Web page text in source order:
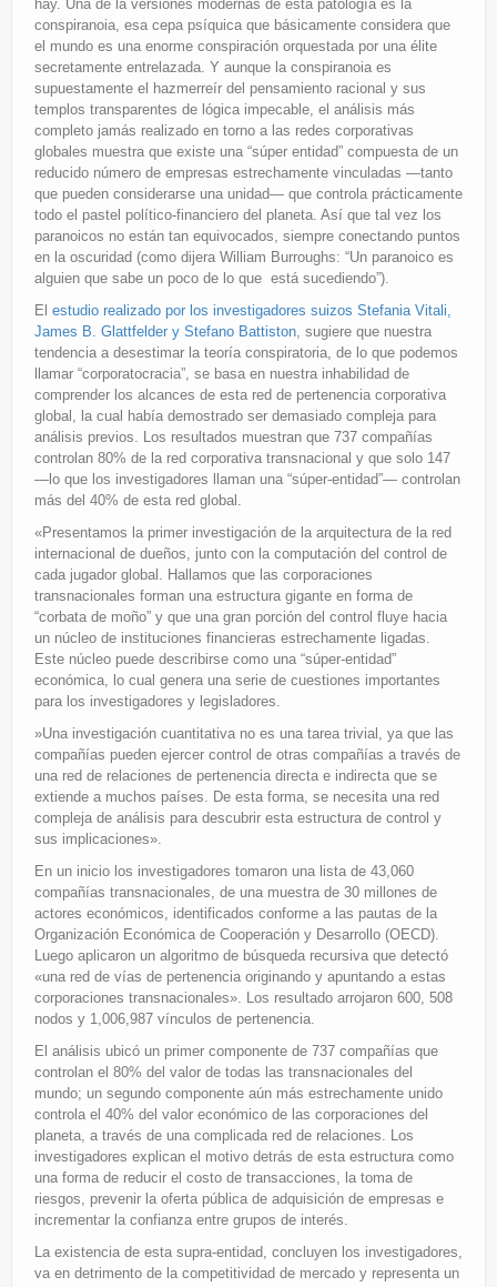
hay. Una de la versiones modernas de esta patología es la
conspiranoia, esa cepa psíquica que básicamente considera que
el mundo es una enorme conspiración orquestada por una élite
secretamente entrelazada. Y aunque la conspiranoia es
supuestamente el hazmerreír del pensamiento racional y sus
templos transparentes de lógica impecable, el análisis más
completo jamás realizado en torno a las redes corporativas
globales muestra que existe una “súper entidad” compuesta de un
reducido número de empresas estrechamente vinculadas —tanto
que pueden considerarse una unidad— que controla prácticamente
todo el pastel político-financiero del planeta. Así que tal vez los
paranoicos no están tan equivocados, siempre conectando puntos
en la oscuridad (como dijera William Burroughs: “Un paranoico es
alguien que sabe un poco de lo que está sucediendo”).
El estudio realizado por los investigadores suizos Stefania Vitali,
James B. Glattfelder y Stefano Battiston, sugiere que nuestra
tendencia a desestimar la teoría conspiratoria, de lo que podemos
llamar “corporatocracia”, se basa en nuestra inhabilidad de
comprender los alcances de esta red de pertenencia corporativa
global, la cual había demostrado ser demasiado compleja para
análisis previos. Los resultados muestran que 737 compañías
controlan 80% de la red corporativa transnacional y que solo 147
—lo que los investigadores llaman una “súper-entidad”— controlan
más del 40% de esta red global.
«Presentamos la primer investigación de la arquitectura de la red
internacional de dueños, junto con la computación del control de
cada jugador global. Hallamos que las corporaciones
transnacionales forman una estructura gigante en forma de
“corbata de moño” y que una gran porción del control fluye hacia
un núcleo de instituciones financieras estrechamente ligadas.
Este núcleo puede describirse como una “súper-entidad”
económica, lo cual genera una serie de cuestiones importantes
para los investigadores y legisladores.
»Una investigación cuantitativa no es una tarea trivial, ya que las
compañías pueden ejercer control de otras compañías a través de
una red de relaciones de pertenencia directa e indirecta que se
extiende a muchos países. De esta forma, se necesita una red
compleja de análisis para descubrir esta estructura de control y
sus implicaciones».
En un inicio los investigadores tomaron una lista de 43,060
compañías transnacionales, de una muestra de 30 millones de
actores económicos, identificados conforme a las pautas de la
Organización Económica de Cooperación y Desarrollo (OECD).
Luego aplicaron un algoritmo de búsqueda recursiva que detectó
«una red de vías de pertenencia originando y apuntando a estas
corporaciones transnacionales». Los resultado arrojaron 600, 508
nodos y 1,006,987 vínculos de pertenencia.
El análisis ubicó un primer componente de 737 compañías que
controlan el 80% del valor de todas las transnacionales del
mundo; un segundo componente aún más estrechamente unido
controla el 40% del valor económico de las corporaciones del
planeta, a través de una complicada red de relaciones. Los
investigadores explican el motivo detrás de esta estructura como
una forma de reducir el costo de transacciones, la toma de
riesgos, prevenir la oferta pública de adquisición de empresas e
incrementar la confianza entre grupos de interés.
La existencia de esta supra-entidad, concluyen los investigadores,
va en detrimento de la competitividad de mercado y representa un